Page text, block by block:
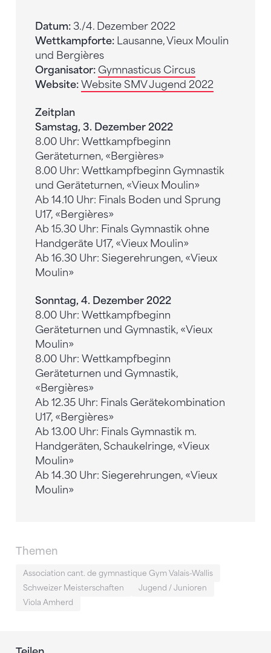
Datum: 3./4. Dezember 2022
Wettkampforte: Lausanne, Vieux Moulin
und Bergières
Organisator: Gymnasticus Circus
Website: Website SMV Jugend 2022
Zeitplan
Samstag, 3. Dezember 2022
8.00 Uhr: Wettkampfbeginn
Geräteturnen, «Bergières»
8.00 Uhr: Wettkampfbeginn Gymnastik
und Geräteturnen, «Vieux Moulin»
Ab 14.10 Uhr: Finals Boden und Sprung
U17, «Bergières»
Ab 15.30 Uhr: Finals Gymnastik ohne
Handgeräte U17, «Vieux Moulin»
Ab 16.30 Uhr: Siegerehrungen, «Vieux
Moulin»
Sonntag, 4. Dezember 2022
8.00 Uhr: Wettkampfbeginn
Geräteturnen und Gymnastik, «Vieux
Moulin»
8.00 Uhr: Wettkampfbeginn
Geräteturnen und Gymnastik,
«Bergières»
Ab 12.35 Uhr: Finals Gerätekombination
U17, «Bergières»
Ab 13.00 Uhr: Finals Gymnastik m.
Handgeräten, Schaukelringe, «Vieux
Moulin»
Ab 14.30 Uhr: Siegerehrungen, «Vieux
Moulin»
Themen
Association cant. de gymnastique Gym Valais-Wallis
Schweizer Meisterschaften
Jugend / Junioren
Viola Amherd